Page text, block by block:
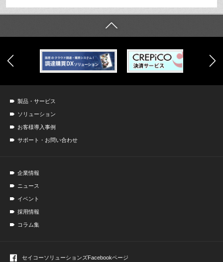
製品・サービス
ソリューション
お客様導入事例
サポート・お問い合わせ
企業情報
ニュース
イベント
採用情報
コラム集
セイコーソリューションズFacebookページ